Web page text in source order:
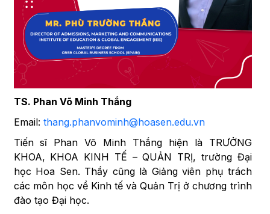
TS. Phan Võ Minh Thắng
Email: thang.phanvominh@hoasen.edu.vn
Tiến sĩ Phan Võ Minh Thắng hiện là TRƯỞNG
KHOA, KHOA KINH TẾ – QUẢN TRỊ, trường Đại
học Hoa Sen. Thầy cũng là Giảng viên phụ trách
các môn học về Kinh tế và Quản Trị ở chương trình
đào tạo Đại học.